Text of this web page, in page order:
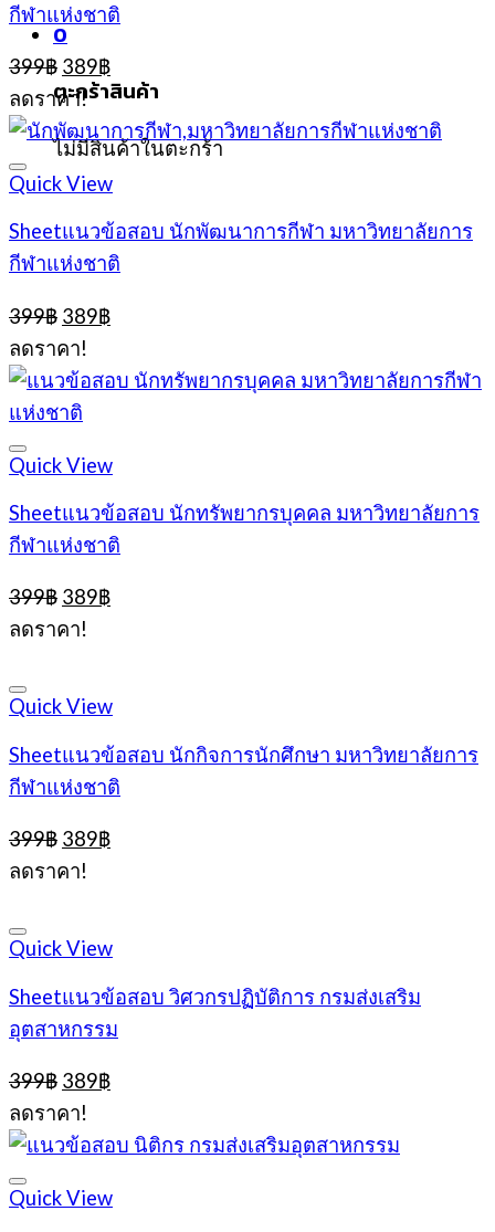
0
ตะกร้าสินค้า
ไม่มีสินค้าในตะกร้า
กีฬาแห่งชาติ
399฿ Original
price
was:
399฿.
389฿Current
price
389฿.
ลดราคา!
Quick View
Sheetแนวข้อสอบ นักพัฒนาการกีฬา มหาวิทยาลัยการ
กีฬาแห่งชาติ
399฿ Original
price
was:
399฿.
389฿Current
389฿.
ลดราคา!
Quick View
Sheetแนวข้อสอบ นักทรัพยากรบุคคล มหาวิทยาลัยการ
กีฬาแห่งชาติ
399฿ Original
price
was:
389฿Current
ลดราคา!
Quick View
Sheetแนวข้อสอบ นักกิจการนักศึกษา มหาวิทยาลัยการ
กีฬาแห่งชาติ
399฿ Original
price
was:
389฿Current
ลดราคา!
Quick View
Sheetแนวข้อสอบ วิศวกรปฏิบัติการ กรมส่งเสริม
อุตสาหกรรม
399฿ Original
price
was:
399฿.
389฿Current
389฿.
ลดราคา!
Quick View